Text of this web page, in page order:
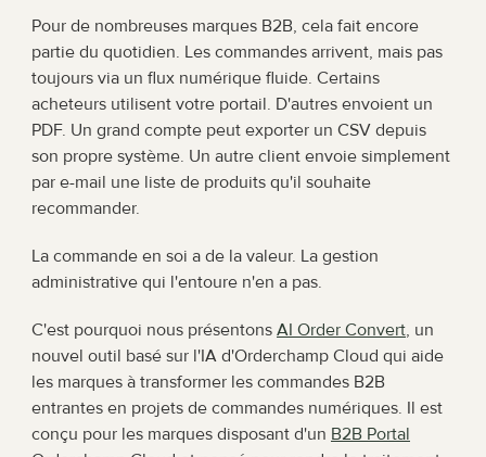
Pour de nombreuses marques B2B, cela fait encore
partie du quotidien. Les commandes arrivent, mais pas
toujours via un flux numérique fluide. Certains
acheteurs utilisent votre portail. D'autres envoient un
PDF. Un grand compte peut exporter un CSV depuis
son propre système. Un autre client envoie simplement
par e-mail une liste de produits qu'il souhaite
recommander.
La commande en soi a de la valeur. La gestion
administrative qui l'entoure n'en a pas.
C'est pourquoi nous présentons AI Order Convert, un
nouvel outil basé sur l'IA d'Orderchamp Cloud qui aide
les marques à transformer les commandes B2B
entrantes en projets de commandes numériques. Il est
conçu pour les marques disposant d'un B2B Portal